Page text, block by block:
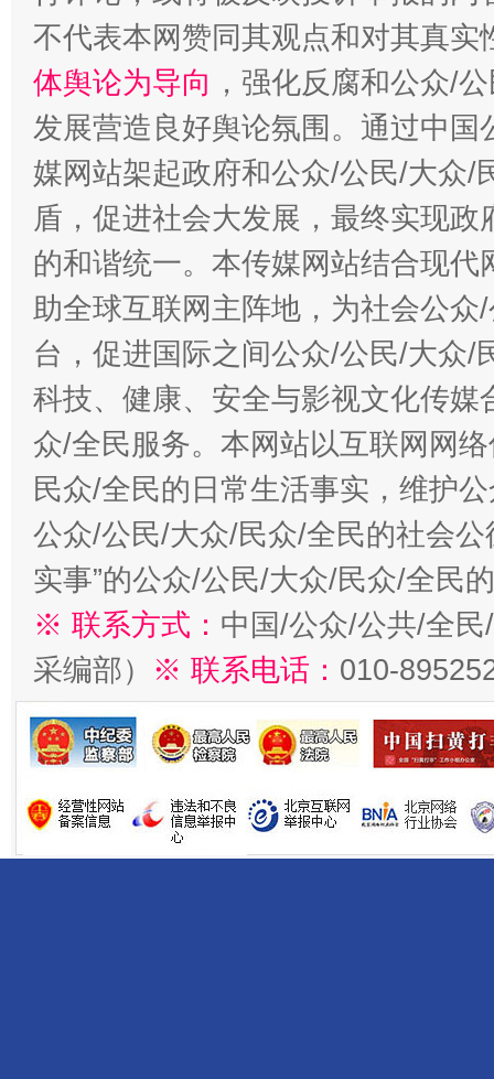
“蜀中异人”王建安的艺术幻境
不代表本网赞同其观点和对其真实
体舆论为导向 ，强化反腐和公众/
发展营造良好舆论氛围。通过中
媒网站架起政府和公众/公民/大众/
盾，促进社会大发展，最终实现
的和谐统一。本传媒网站结合现
助全球互联网主阵地，为社会公
台，促进国际之间公众/公民/大众/
科技、健康、安全与影视文化传
众/全民服务。本网站以互联网网
民众/全民的日常生活事实，维护
公众/公民/大众/民众/全民的社会公
实事”的公众/公民/大众/民众/全民
※ 联系方式： 中国/公众/公共/全
采编部） ※ 联系电话： 010-